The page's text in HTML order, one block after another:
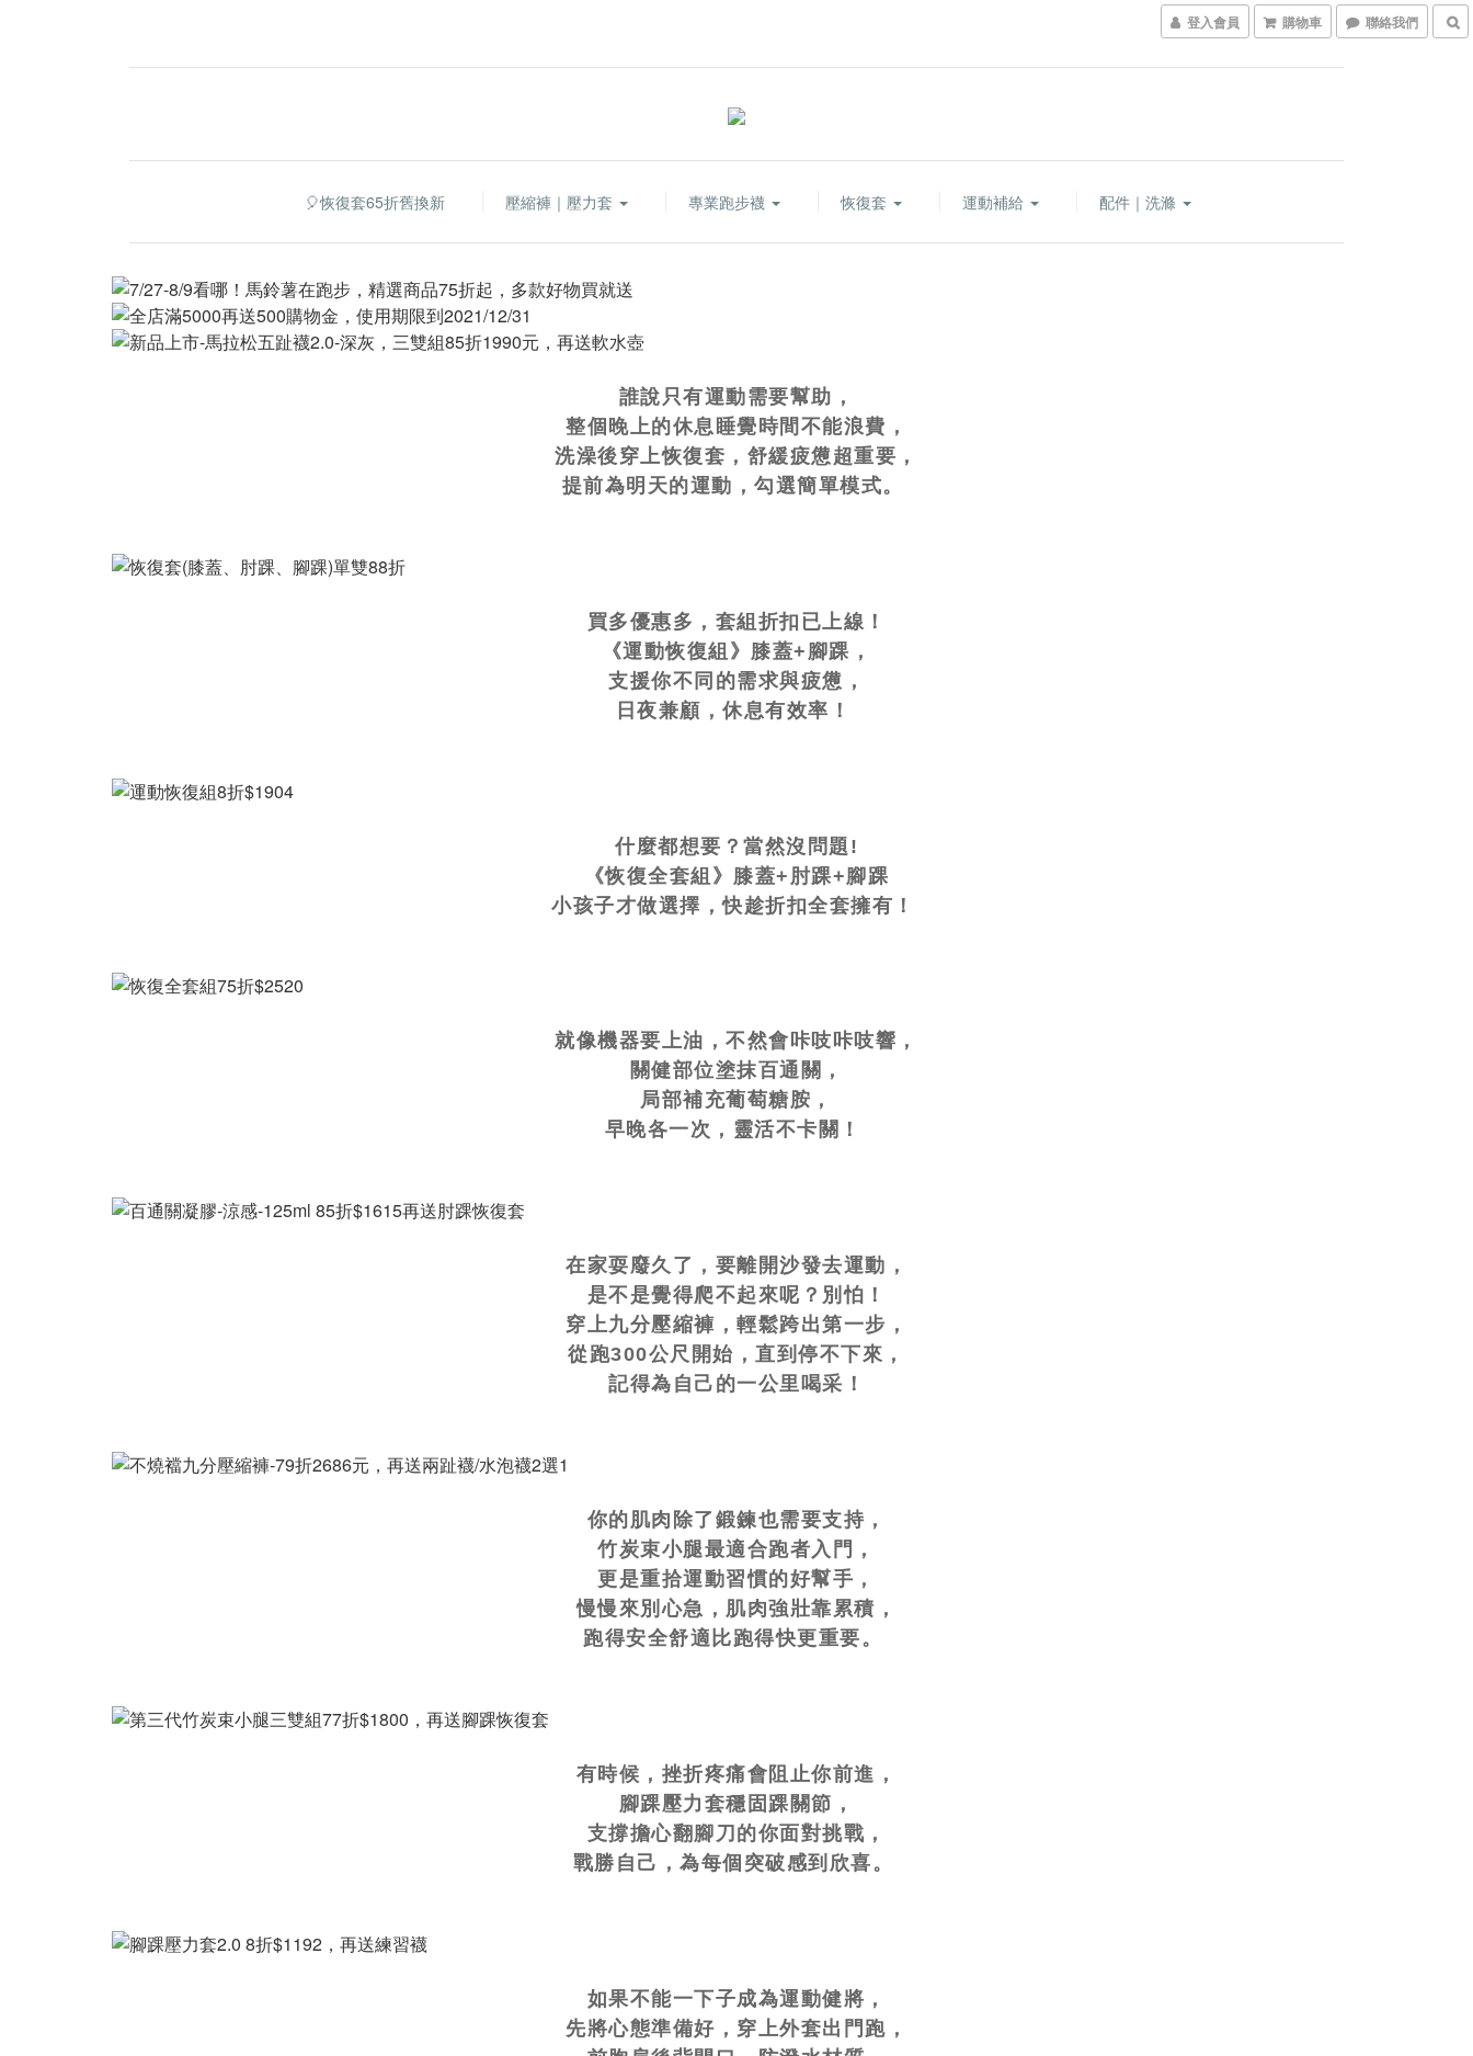
登入會員 購物車 聯絡我們
🎈恢復套65折舊換新 壓縮褲｜壓力套 專業跑步襪 恢復套 運動補給 配件｜洗滌
誰說只有運動需要幫助，
整個晚上的休息睡覺時間不能浪費，
洗澡後穿上恢復套，舒緩疲憊超重要，
提前為明天的運動，勾選簡單模式。
買多優惠多，套組折扣已上線！
《運動恢復組》膝蓋+腳踝，
支援你不同的需求與疲憊，
日夜兼顧，休息有效率！
什麼都想要？當然沒問題!
《恢復全套組》膝蓋+肘踝+腳踝
小孩子才做選擇，快趁折扣全套擁有！
就像機器要上油，不然會咔吱咔吱響，
關健部位塗抹百通關，
局部補充葡萄糖胺，
早晚各一次，靈活不卡關！
在家耍廢久了，要離開沙發去運動，
是不是覺得爬不起來呢？別怕！
穿上九分壓縮褲，輕鬆跨出第一步，
從跑300公尺開始，直到停不下來，
記得為自己的一公里喝采！
你的肌肉除了鍛鍊也需要支持，
竹炭束小腿最適合跑者入門，
更是重拾運動習慣的好幫手，
慢慢來別心急，肌肉強壯靠累積，
跑得安全舒適比跑得快更重要。
有時候，挫折疼痛會阻止你前進，
腳踝壓力套穩固踝關節，
支撐擔心翻腳刀的你面對挑戰，
戰勝自己，為每個突破感到欣喜。
如果不能一下子成為運動健將，
先將心態準備好，穿上外套出門跑，